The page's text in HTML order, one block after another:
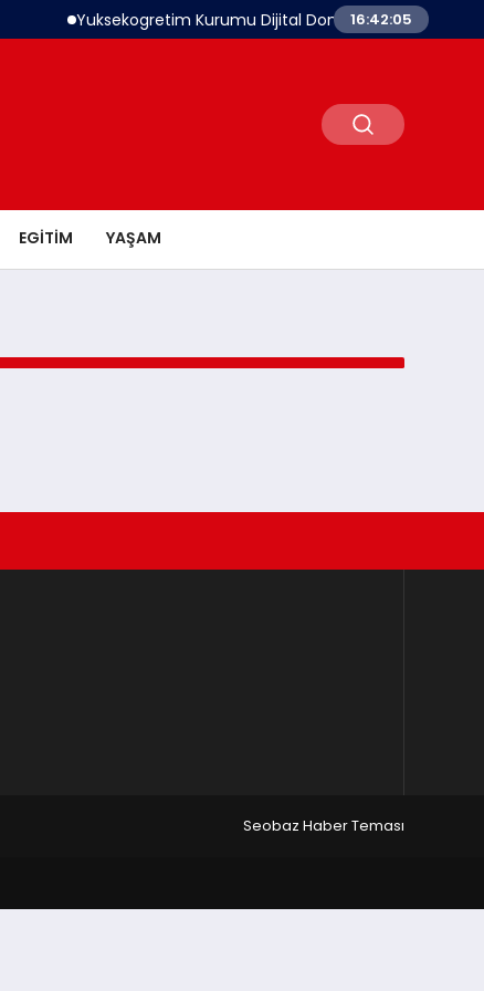
Yuksekogretim Kurumu Dijital Donusum Icin Bilisim
16:42:05
EGITIM YAŞAM
Seobaz Haber Teması